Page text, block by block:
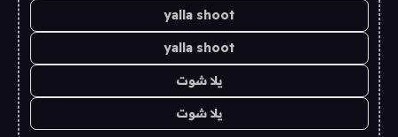
yalla shoot
yalla shoot
يلا شوت
يلا شوت